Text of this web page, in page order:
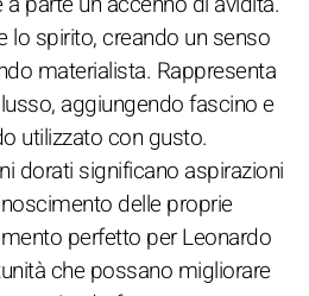
lo spirito, creando un senso
materialista. Rappresenta
aggiungendo fascino e
utilizzato con gusto.
dorati significano aspirazioni
delle proprie
perfetto per Leonardo
che possano migliorare